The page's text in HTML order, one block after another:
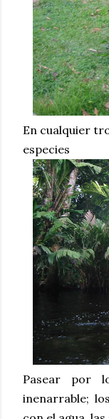
En cualquier
especies
Pasear por
inenarrable;